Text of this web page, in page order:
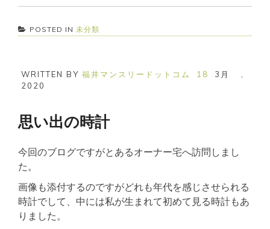
POSTED IN 未分類
WRITTEN BY 福井マンスリードットコム 18 3月
2020
思い出の時計
今回のブログですがとあるオーナー宅へ訪問しまし
た。
画像も添付するのですがどれも年代を感じさせられる
時計でして、中には私が生まれて初めて見る時計もあ
りました。